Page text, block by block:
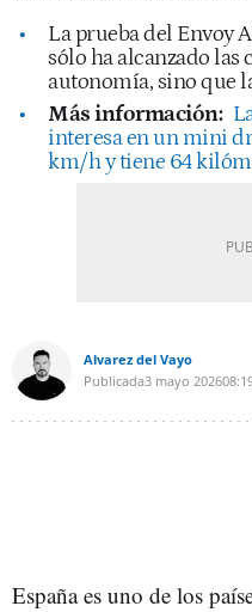
La prueba del Envoy
sólo ha alcanzado las
autonomía, sino que
Más información:
interesa en un mini
km/h y tiene 64
Alvarez del Vayo
Publicada3 mayo 2026
España es uno de los